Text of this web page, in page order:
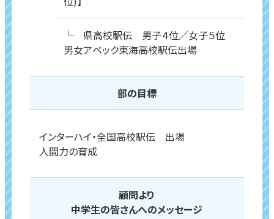
└ 県高校駅伝 男子４位／女子５位
男女アベック東海高校駅伝出場
部の目標
インターハイ・全国高校駅伝 出場
人間力の育成
顧問より
中学生の皆さんへのメッセージ